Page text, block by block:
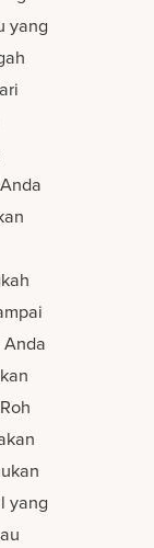
yang
yang